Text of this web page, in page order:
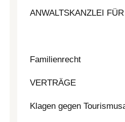
ANWALTSKANZLEI
Familienrecht
VERTRÄGE
Klagen gegen